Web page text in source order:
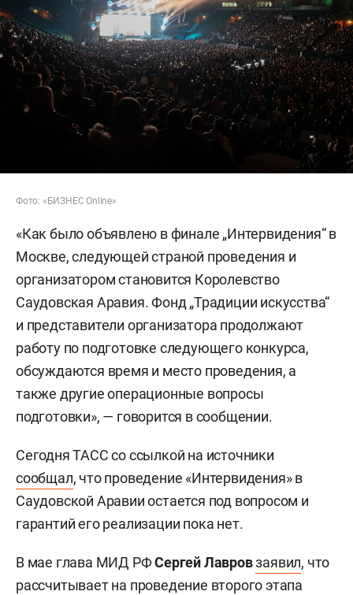
Фото: «БИЗНЕС Online»
«Как было объявлено в финале „Интервидения“ в
Москве, следующей страной проведения и
организатором становится Королевство
Саудовская Аравия. Фонд „Традиции искусства“
и представители организатора продолжают
работу по подготовке следующего конкурса,
обсуждаются время и место проведения, а
также другие операционные вопросы
подготовки», — говорится в сообщении.
Сегодня ТАСС со ссылкой на источники
сообщал, что проведение «Интервидения» в
Саудовской Аравии остается под вопросом и
гарантий его реализации пока нет.
В мае глава МИД РФСергей Лавровзаявил, что
рассчитывает на проведение второго этапа